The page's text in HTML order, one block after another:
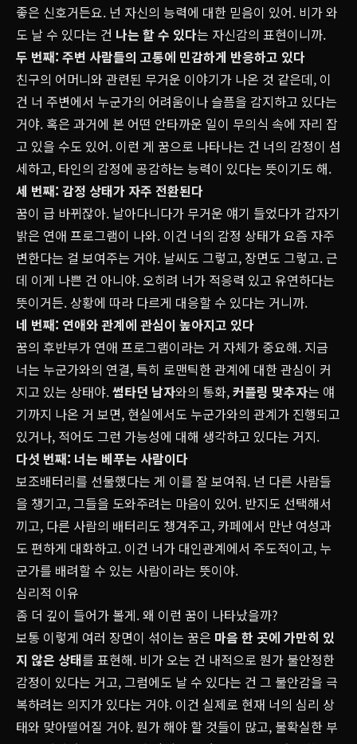
좋은 신호거든요. 넌 자신의 능력에 대한 믿음이 있어. 비가 와
도 날 수 있다는 건 나는 할 수 있다는 자신감의 표현이니까.
두 번째: 주변 사람들의 고통에 민감하게 반응하고 있다
친구의 어머니와 관련된 무거운 이야기가 나온 것 같은데, 이
건 너 주변에서 누군가의 어려움이나 슬픔을 감지하고 있다는
거야. 혹은 과거에 본 어떤 안타까운 일이 무의식 속에 자리 잡
고 있을 수도 있어. 이런 게 꿈으로 나타나는 건 너의 감정이 섬
세하고, 타인의 감정에 공감하는 능력이 있다는 뜻이기도 해.
세 번째: 감정 상태가 자주 전환된다
꿈이 급 바뀌잖아. 날아다니다가 무거운 얘기 들었다가 갑자기
밝은 연애 프로그램이 나와. 이건 너의 감정 상태가 요즘 자주
변한다는 걸 보여주는 거야. 날씨도 그렇고, 장면도 그렇고. 근
데 이게 나쁜 건 아니야. 오히려 너가 적응력 있고 유연하다는
뜻이거든. 상황에 따라 다르게 대응할 수 있다는 거니까.
네 번째: 연애와 관계에 관심이 높아지고 있다
꿈의 후반부가 연애 프로그램이라는 거 자체가 중요해. 지금
너는 누군가와의 연결, 특히 로맨틱한 관계에 대한 관심이 커
지고 있는 상태야.썸타던 남자와의 통화,커플링 맞추자는 얘
기까지 나온 거 보면, 현실에서도 누군가와의 관계가 진행되고
있거나, 적어도 그런 가능성에 대해 생각하고 있다는 거지.
다섯 번째: 너는 베푸는 사람이다
보조배터리를 선물했다는 게 이를 잘 보여줘. 넌 다른 사람들
을 챙기고, 그들을 도와주려는 마음이 있어. 반지도 선택해서
끼고, 다른 사람의 배터리도 챙겨주고, 카페에서 만난 여성과
도 편하게 대화하고. 이건 너가 대인관계에서 주도적이고, 누
군가를 배려할 수 있는 사람이라는 뜻이야.
심리적 이유
좀 더 깊이 들어가 볼게. 왜 이런 꿈이 나타났을까?
보통 이렇게 여러 장면이 섞이는 꿈은 마음 한 곳에 가만히 있
지 않은 상태를 표현해. 비가 오는 건 내적으로 뭔가 불안정한
감정이 있다는 거고, 그럼에도 날 수 있다는 건 그 불안감을 극
복하려는 의지가 있다는 거야. 이건 실제로 현재 너의 심리 상
태와 맞아떨어질 거야. 뭔가 해야 할 것들이 많고, 불확실한 부